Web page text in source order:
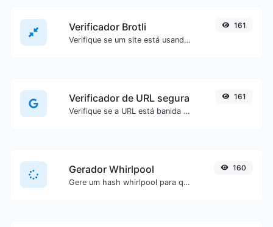
Verificador Brotli
Verifique se um site está usando o algoritmo de compactação Brotli ou não.
161
Verificador de URL segura
Verifique se a URL está banida e marcada como segura/insegura pelo Google.
161
Gerador Whirlpool
Gere um hash whirlpool para qualquer entrada de texto.
160